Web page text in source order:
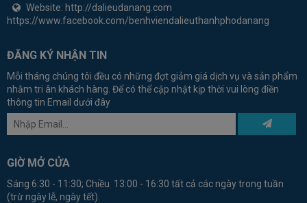
Website: http://dalieudanang.com
https://www.facebook.com/benhviendalieuthanhphodanang
ĐĂNG KÝ NHẬN TIN
Mỗi tháng chúng tôi đều có những đợt giảm giá dịch vụ và sản phẩm
nhằm tri ân khách hàng. Để có thể cập nhật kịp thời vui lòng điền
thông tin Email dưới đây
GIỜ MỞ CỬA
Sáng 6:30 - 11:30; Chiều 13:00 - 16:30 tất cả các ngày trong tuần
(trừ ngày lễ, ngày tết).